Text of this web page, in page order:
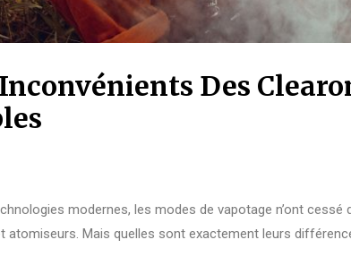
Des
modernes, les modes de vapotage n’ont
atomiseurs. Mais quelles sont exactement leurs